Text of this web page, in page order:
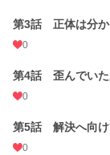
月間ポイント 263 pt
年間ポイント
累計ポイント 64,486
第3話 正体は分か
0
第4話 歪んでいた
0
第5話 解決へ向け
0